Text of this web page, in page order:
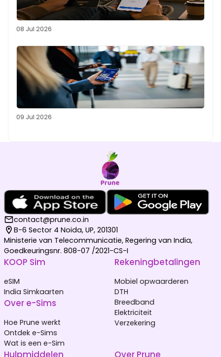
08 Jul 2026
09 Jul 2026
contact@prune.co.in
B-6 Sector 4 Noida, UP, 201301
Ministerie van Telecommunicatie, Regering van India,
Goedkeuringsnr. 808-07 /2021-CS-I
KOOP Sim
eSIM
India Simkaarten
Over e-Sims
Hoe Prune werkt
Ontdek e-Sims
Wat is een e-Sim
Rekeningbetalingen
Mobiel opwaarderen
DTH
Breedband
Elektriciteit
Verzekering
Hulpmiddelen Over Prune